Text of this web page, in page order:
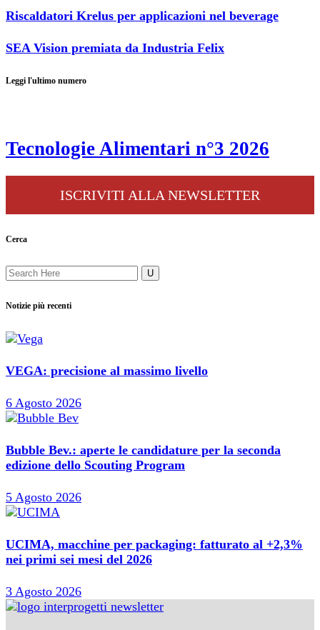
Riscaldatori Krelus per applicazioni nel beverage
SEA Vision premiata da Industria Felix
Leggi l'ultimo numero
Tecnologie Alimentari n°3 2026
ISCRIVITI ALLA NEWSLETTER
Cerca
Notizie più recenti
VEGA: precisione al massimo livello
6 Agosto 2026
Bubble Bev.: aperte le candidature per la seconda
edizione dello Scouting Program
5 Agosto 2026
UCIMA, macchine per packaging: fatturato al +2,3%
nei primi sei mesi del 2026
3 Agosto 2026